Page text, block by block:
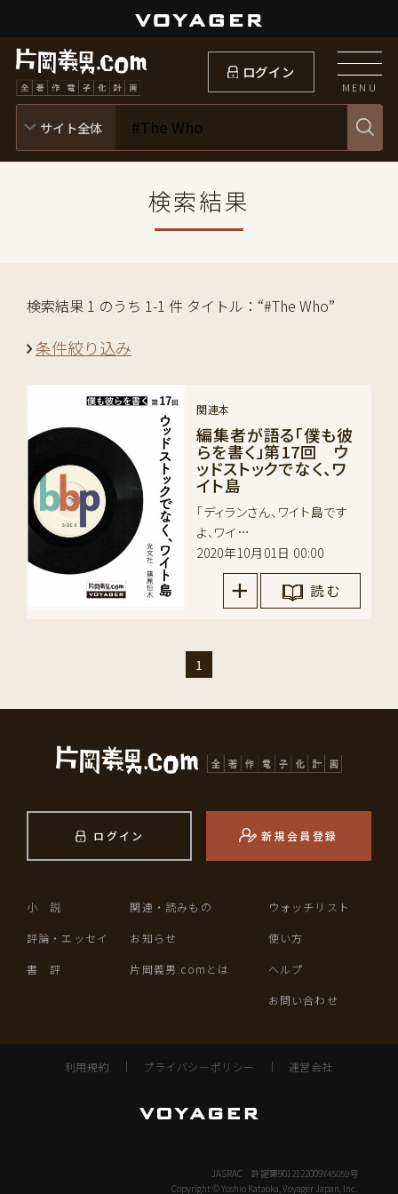
ログイン
MENU
検索結果
検索結果 1 のうち 1-1 件 タイトル：“#The Who”
条件絞り込み
関連本
編集者が語る「僕も彼
らを書く」第17回 ウ
ッドストックでなく、ワ
イト島
「ディランさん、ワイト島です
よ、ワイ…
2020年10月01日 00:00
読 む
1
ログイン 新規会員登録
小 説
評論・エッセイ
書 評
関連・読みもの
お知らせ
片岡義男.comとは
ウォッチリスト
使い方
ヘルプ
お問い合わせ
利用規約 ｜ プライバシーポリシー ｜ 運営会社
JASRAC 許諾第9012122009Y45059号
Copyright © Yoshio Kataoka, Voyager Japan, Inc.